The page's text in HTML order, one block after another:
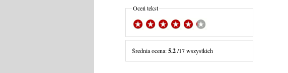
Oceń tekst
Średnia ocena:5.2/17 wszystkich